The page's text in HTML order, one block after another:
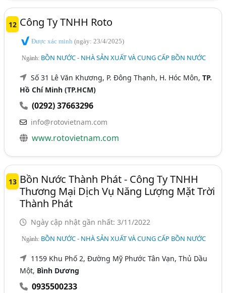
12 Công Ty TNHH Roto
Được xác minh(ngày: 23/4/2025)
Ngành: BỒN NƯỚC - NHÀ SẢN XUẤT VÀ CUNG CẤP BỒN NƯỚC
Số 31 Lê Văn Khương, P. Đông Thạnh, H. Hóc Môn,TP.
Hồ Chí Minh (TP.HCM)
(0292) 37663296
info@rotovietnam.com
www.rotovietnam.com
13 Bồn Nước Thành Phát - Công Ty TNHH
Thương Mại Dịch Vụ Năng Lượng Mặt Trời
Thành Phát
Ngày cập nhật gần nhất: 3/11/2022
Ngành: BỒN NƯỚC - NHÀ SẢN XUẤT VÀ CUNG CẤP BỒN NƯỚC
1159 Khu Phố 2, Đường Mỹ Phước Tân Vạn, Thủ Dầu
Một, Bình Dương
0935500233